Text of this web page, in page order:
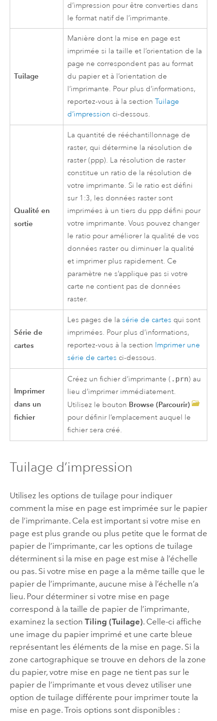
d’impression pour être converties dans
le format natif de l’imprimante.
Tuilage
Manière dont la mise en page est
imprimée si la taille et l’orientation de la
page ne correspondent pas au format
du papier et à l’orientation de
l’imprimante. Pour plus d’informations,
reportez-vous à la sectionTuilage
d’impression ci-dessous.
Qualité en
sortie
La quantité de rééchantillonnage de
raster, qui détermine la résolution de
raster (ppp). La résolution de raster
constitue un ratio de la résolution de
votre imprimante. Si le ratio est défini
sur 1:3, les données raster sont
imprimées à un tiers du ppp défini pour
votre imprimante. Vous pouvez changer
le ratio pour améliorer la qualité de vos
données raster ou diminuer la qualité
et imprimer plus rapidement. Ce
paramètre ne s’applique pas si votre
carte ne contient pas de données
raster.
Série de
cartes
Les pages de lasérie de cartes qui sont
imprimées. Pour plus d’informations,
reportez-vous à la section Imprimer une
série de cartes ci-dessous.
Imprimer
dans un
fichier
Créez un fichier d’imprimante ( .prn) au
lieu d’imprimer immédiatement.
Utilisez le bouton Browse (Parcourir)
pour définir l’emplacement auquel le
fichier sera créé.
Tuilage d’impression
Utilisez les options de tuilage pour indiquer
comment la mise en page est imprimée sur le papier
de l’imprimante. Cela est important si votre mise en
page est plus grande ou plus petite que le format de
papier de l’imprimante, car les options de tuilage
déterminent si la mise en page est mise à l’échelle
ou pas. Si votre mise en page a la même taille que le
papier de l’imprimante, aucune mise à l’échelle n’a
lieu. Pour déterminer si votre mise en page
correspond à la taille de papier de l’imprimante,
examinez la section Tiling (Tuilage). Celle-ci affiche
une image du papier imprimé et une carte bleue
représentant les éléments de la mise en page. Si la
zone cartographique se trouve en dehors de la zone
du papier, votre mise en page ne tient pas sur le
papier de l’imprimante et vous devez utiliser une
option de tuilage différente pour imprimer toute la
mise en page. Trois options sont disponibles :